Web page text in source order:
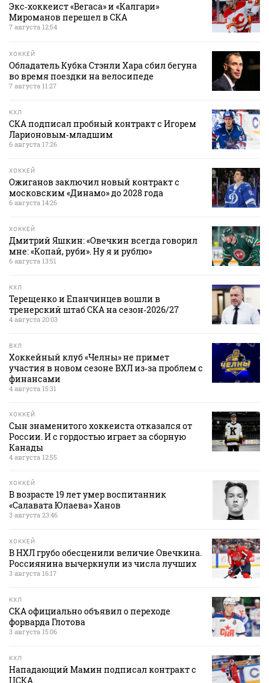
Экс‑хоккеист «Вегаса» и «Калгари»
Мироманов перешел в СКА
7 августа 12:54
ХОККЕЙ
Обладатель Кубка Стэнли Хара сбил бегуна
во время поездки на велосипеде
7 августа 11:27
КХЛ
СКА подписал пробный контракт с Игорем
Ларионовым‑младшим
6 августа 17:26
ХОККЕЙ
Ожиганов заключил новый контракт с
московским «Динамо» до 2028 года
6 августа 14:26
ХОККЕЙ
Дмитрий Яшкин: «Овечкин всегда говорил
мне: «Копай, руби». Ну я и рублю»
6 августа 13:51
КХЛ
Терещенко и Епанчинцев вошли в
тренерский штаб СКА на сезон‑2026/27
4 августа 20:03
ВХЛ
Хоккейный клуб «Челны» не примет
участия в новом сезоне ВХЛ из‑за проблем с
финансами
4 августа 15:31
ХОККЕЙ
Сын знаменитого хоккеиста отказался от
России. И с гордостью играет за сборную
Канады
4 августа 12:55
ХОККЕЙ
В возрасте 19 лет умер воспитанник
«Салавата Юлаева» Ханов
3 августа 23:46
ХОККЕЙ
В НХЛ грубо обесценили величие Овечкина.
Россиянина вычеркнули из числа лучших
3 августа 16:17
КХЛ
СКА официально объявил о переходе
форварда Глотова
3 августа 15:06
КХЛ
Нападающий Мамин подписал контракт с
ЦСКА